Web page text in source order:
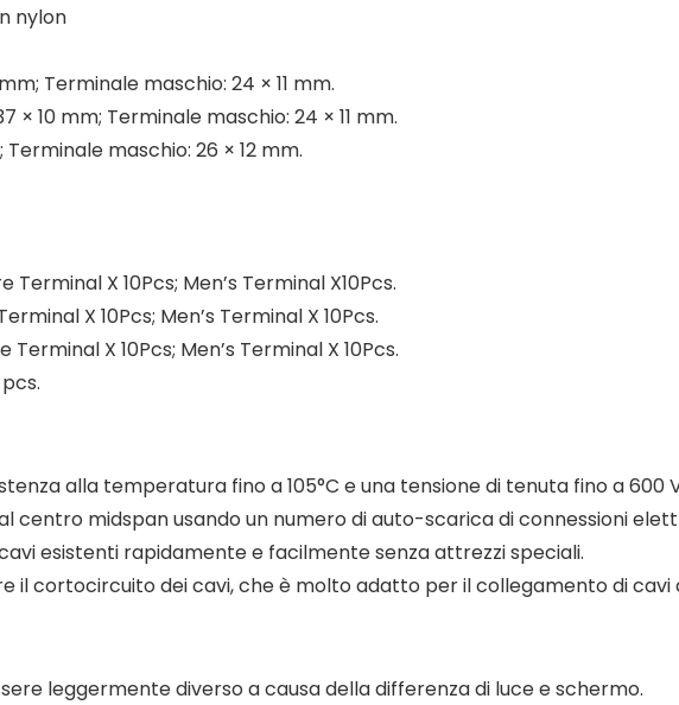
nylon
Terminale maschio: 24 × 11 mm.
× 10 mm; Terminale maschio: 24 × 11 mm.
maschio: 26 × 12 mm.
X 10Pcs; Men’s Terminal X10Pcs.
X 10Pcs; Men’s Terminal X 10Pcs.
X 10Pcs; Men’s Terminal X 10Pcs.
alla temperatura fino a 105°C e una tensione di tenuta fino a 600
centro midspan usando un numero di auto-scarica di connessioni
esistenti rapidamente e facilmente senza attrezzi speciali.
il cortocircuito dei cavi, che è molto adatto per il collegamento di cavi
leggermente diverso a causa della differenza di luce e schermo.